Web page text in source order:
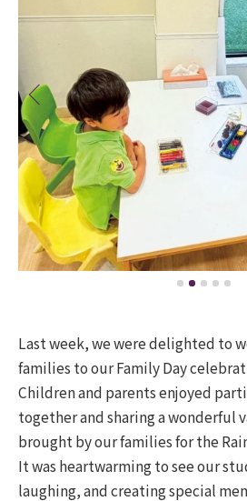
Last week, we were delighted to
families to our Family Day
Children and parents enjoyed
together and sharing a wonderful
brought by our families for the
It was heartwarming to see our
laughing, and creating special